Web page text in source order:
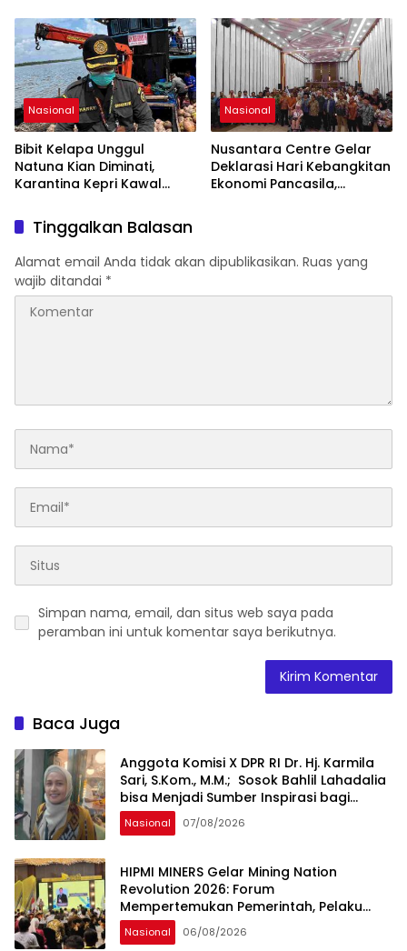
Industri Taman Rekreasi
dan Ekosistem Pariwisata
di Tanah Air
Nasional
Bibit Kelapa Unggul
Natuna Kian Diminati,
Karantina Kepri Kawal
Bintan
Nasional
Nusantara Centre Gelar
Deklarasi Hari Kebangkitan
Ekonomi Pancasila,
Ekonomi Politik Indonesia)
& Simposium Nasional
Tinggalkan Balasan
Alamat email Anda tidak akan dipublikasikan. Ruas yang
wajib ditandai *
Simpan nama, email, dan situs web saya pada
peramban ini untuk komentar saya berikutnya.
Baca Juga
Anggota Komisi X DPR RI Dr. Hj. Karmila
Sari, S.Kom., M.M.; Sosok Bahlil Lahadalia
bisa Menjadi Sumber Inspirasi bagi
Generasi Muda, Pelaku Usaha,
Pemerintah, maupun Pemangku
sama Memberikan Kontribusi bagi
Pembangunan Nasional.
Nasional 07/08/2026
HIPMI MINERS Gelar Mining Nation
Revolution 2026: Forum
Mempertemukan Pemerintah, Pelaku
Industri, Investor, Akademisi, dan
Pengusaha dalam Mendukung
Nasional 06/08/2026